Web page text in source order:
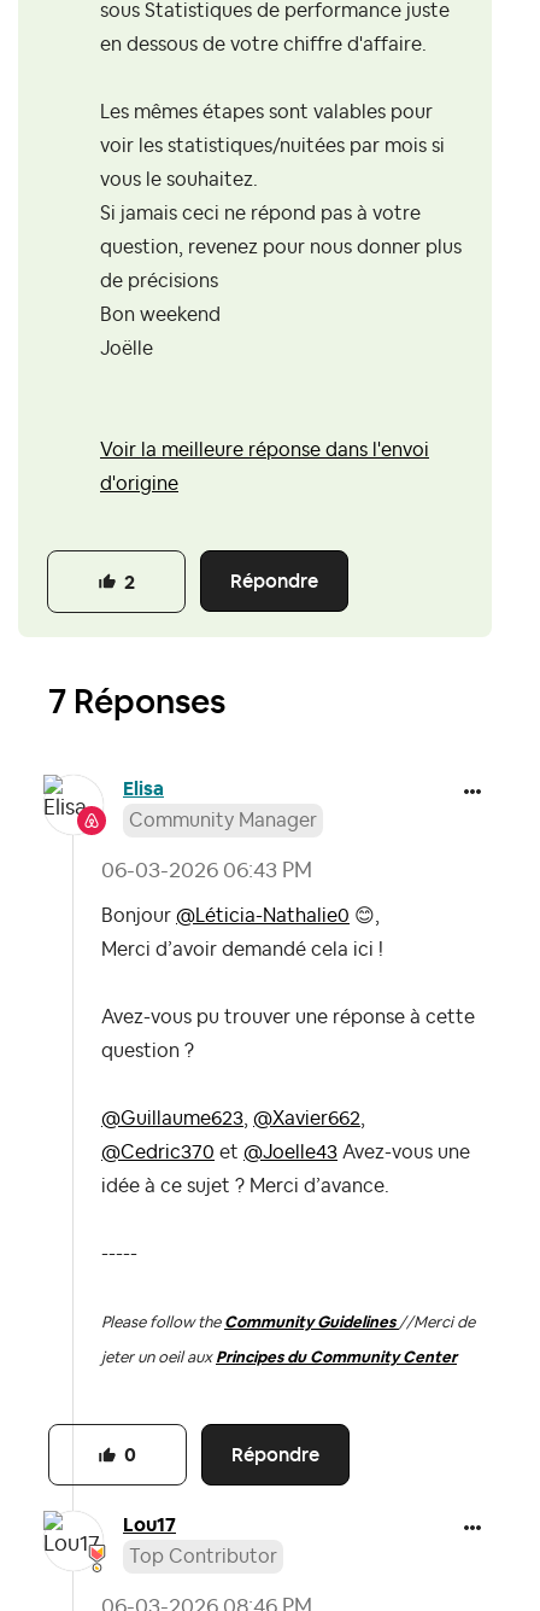
sous Statistiques de performance juste
en dessous de votre chiffre d'affaire.
Les mêmes étapes sont valables pour
voir les statistiques/nuitées par mois si
vous le souhaitez.
Si jamais ceci ne répond pas à votre
question, revenez pour nous donner plus
de précisions
Bon weekend
Joëlle
Voir la meilleure réponse dans l'envoi
d'origine
Répondre
2
7 Réponses
Elisa
Community Manager
‎06-03-2026 06:43 PM
Bonjour @Léticia-Nathalie0 😊
Merci d’avoir demandé cela ici !
Avez-vous pu trouver une réponse à cette
question ?
@Guillaume623 @Xavier662
@Cedric370 et @Joelle43 Avez-vous une
idée à ce sujet ? Merci d’avance.
-----
Please follow the Community Guidelines //Merci de
jeter un oeil aux Principes du Community Center
Répondre
0
Lou17
Top Contributor
‎06-03-2026 08:46 PM